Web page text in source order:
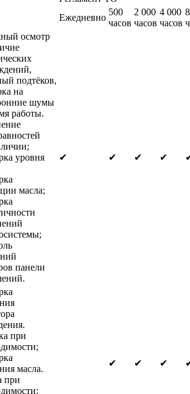
Ежедневно
500
часов
2 000
часов
4 000
часов
осмотр
подтёков,
на
шумы
работы.
уровня
масла;
панели
✔ ✔ ✔ ✔
при
масла.
при
✔ ✔ ✔